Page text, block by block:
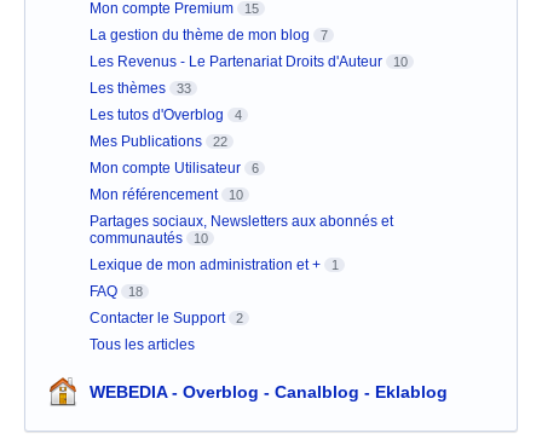
Mon compte Premium 15
La gestion du thème de mon blog 7
Les Revenus - Le Partenariat Droits d'Auteur 10
Les thèmes 33
Les tutos d'Overblog 4
Mes Publications 22
Mon compte Utilisateur 6
Mon référencement 10
Partages sociaux, Newsletters aux abonnés et
communautés
10
Lexique de mon administration et + 1
FAQ 18
Contacter le Support 2
Tous les articles
WEBEDIA - Overblog - Canalblog - Eklablog